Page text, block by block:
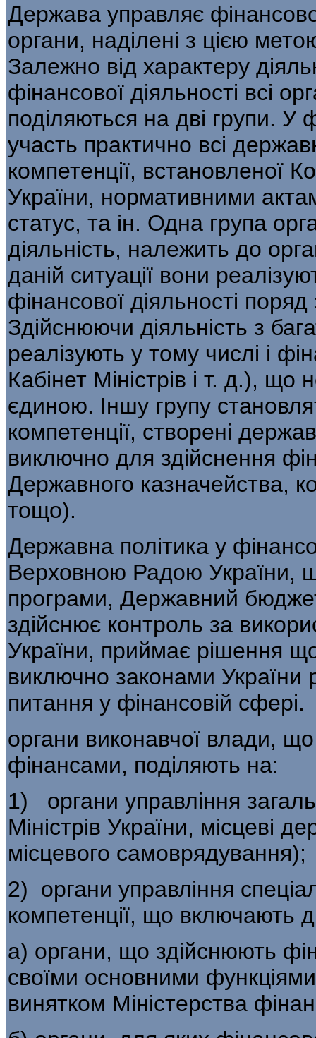
Держава управляє
органи, наділені з цією
Залежно від харак­теру
фінансової діяльності всі
поділяються на дві групи. У
участь практично всі
компетенції, встановленої
України, нормативними
статус, та ін. Одна група
діяльність, належить до
даній ситуації вони
фінансової діяльності
Здійснюючи діяльність з
реалізують у тому числі і
Кабінет Міністрів і т. д.),
єдиною. Іншу групу
компетенції, створені
виключно для здійснення
Держав­ного казначейства,
тощо).
Державна політика у
Верховною Радою України,
програми, Державний
здійснює контроль за
України, приймає рішення
виключно законами України
питання у фінансовій сфері.
органи виконавчої влади,
фінансами, поділяють на:
1) органи управління
Міністрів України, місцеві
місцевого самовряду­вання);
2) органи управління
компе­тенції, що включають
а) органи, що здійснюють
своїми основними
винятком Міністер­ства